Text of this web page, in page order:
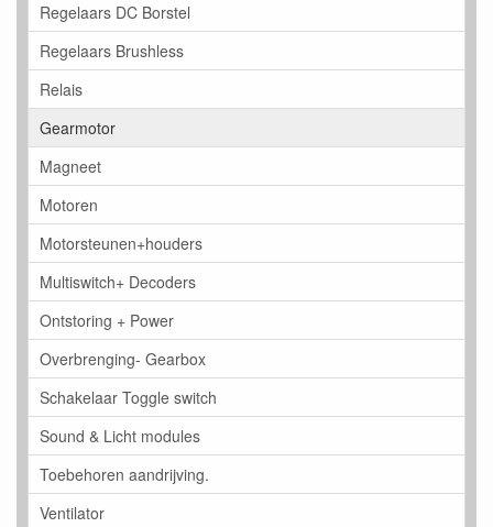
Regelaars DC Borstel
Regelaars Brushless
Relais
Gearmotor
Magneet
Motoren
Motorsteunen+houders
Multiswitch+ Decoders
Ontstoring + Power
Overbrenging- Gearbox
Schakelaar Toggle switch
Sound & Licht modules
Toebehoren aandrijving.
Ventilator